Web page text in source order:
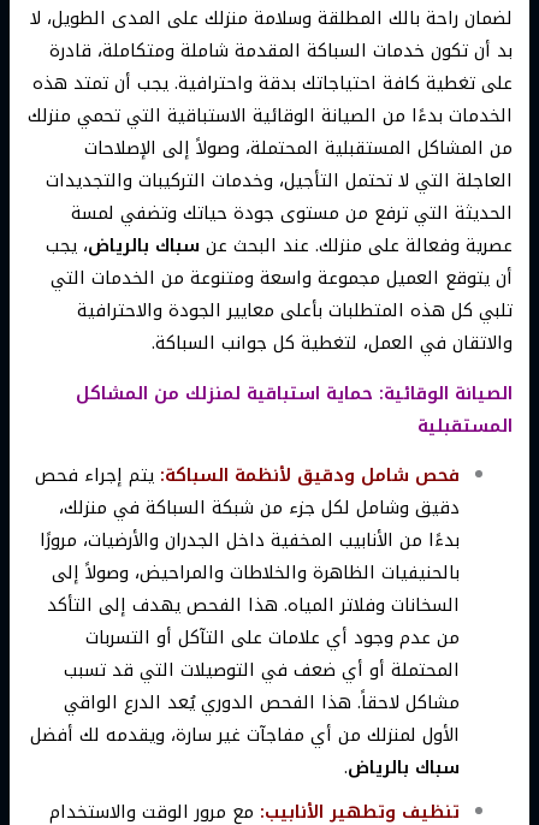
لضمان راحة بالك المطلقة وسلامة منزلك على المدى الطويل، لا
بد أن تكون خدمات السباكة المقدمة شاملة ومتكاملة، قادرة
على تغطية كافة احتياجاتك بدقة واحترافية. يجب أن تمتد هذه
الخدمات بدءًا من الصيانة الوقائية الاستباقية التي تحمي منزلك
من المشاكل المستقبلية المحتملة، وصولاً إلى الإصلاحات
العاجلة التي لا تحتمل التأجيل، وخدمات التركيبات والتجديدات
الحديثة التي ترفع من مستوى جودة حياتك وتضفي لمسة
عصرية وفعالة على منزلك. عند البحث عن سباك بالرياض، يجب
أن يتوقع العميل مجموعة واسعة ومتنوعة من الخدمات التي
تلبي كل هذه المتطلبات بأعلى معايير الجودة والاحترافية
والاتقان في العمل، لتغطية كل جوانب السباكة.
الصيانة الوقائية: حماية استباقية لمنزلك من المشاكل
المستقبلية
فحص شامل ودقيق لأنظمة السباكة: يتم إجراء فحص
دقيق وشامل لكل جزء من شبكة السباكة في منزلك،
بدءًا من الأنابيب المخفية داخل الجدران والأرضيات، مرورًا
بالحنيفيات الظاهرة والخلاطات والمراحيض، وصولاً إلى
السخانات وفلاتر المياه. هذا الفحص يهدف إلى التأكد
من عدم وجود أي علامات على التآكل أو التسربات
المحتملة أو أي ضعف في التوصيلات التي قد تسبب
مشاكل لاحقاً. هذا الفحص الدوري يُعد الدرع الواقي
الأول لمنزلك من أي مفاجآت غير سارة، ويقدمه لك أفضل
سباك بالرياض.
تنظيف وتطهير الأنابيب: مع مرور الوقت والاستخدام